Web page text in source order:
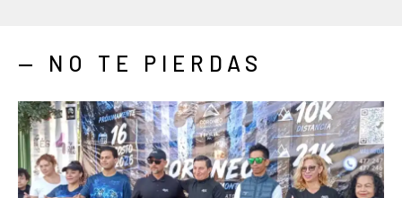
— NO TE PIERDAS